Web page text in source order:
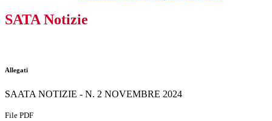
SATA Notizie
Allegati
SAATA NOTIZIE - N. 2 NOVEMBRE 2024
File PDF